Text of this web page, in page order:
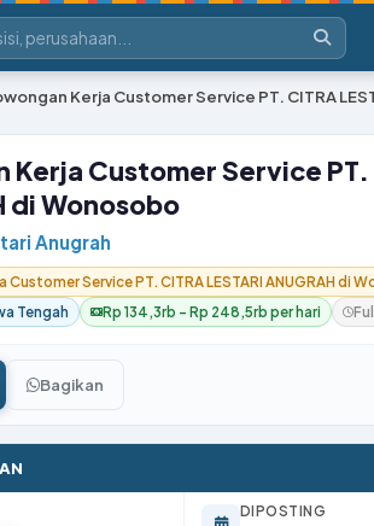
Kerja Customer Service PT. CITRA
Kerja Customer Service PT.
di Wonosobo
Anugrah
Customer Service PT. CITRA LESTARI ANUGRAH di
Tengah
Rp 134,3rb – Rp 248,5rb per hari
Bagikan
DIPOSTING